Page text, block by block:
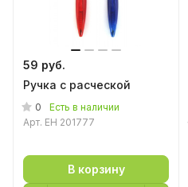
59 руб.
Ручка с расческой
0
Есть в наличии
Арт. EH 201777
В корзину